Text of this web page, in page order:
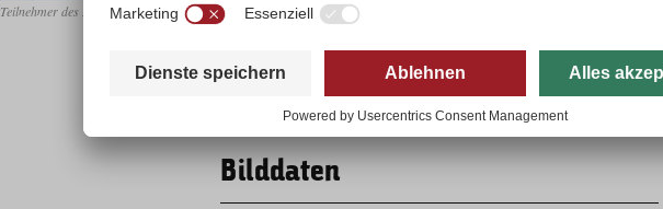
Teilnehmer des 58. Euroloppet Ganghoferlaufs in Leutasch, Tirol am 02. März 2025.
Herunterladen
Bilddaten